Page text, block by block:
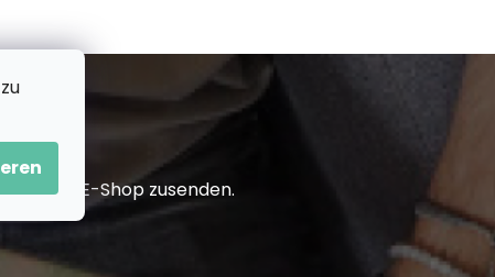
E-Shop zusenden.